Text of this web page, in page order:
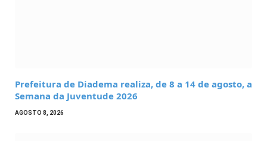
Prefeitura de Diadema realiza, de 8 a 14 de agosto, a
Semana da Juventude 2026
AGOSTO 8, 2026